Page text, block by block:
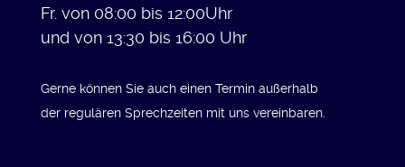
Fr. von 08:00 bis 12:00Uhr
und von 13:30 bis 16:00 Uhr
Gerne können Sie auch einen Termin außerhalb
der regulären Sprechzeiten mit uns vereinbaren.